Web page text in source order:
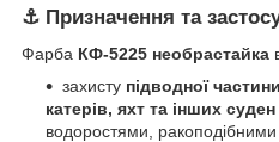
⚓ Призначення та
Фарба КФ‑5225 необрастайка
захисту підводної
катерів, яхт та інших суден
водоростями,